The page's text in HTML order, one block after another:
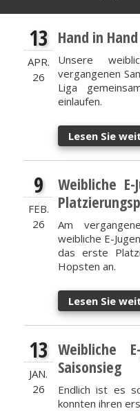
13
APR.
26
Hand in
Unsere
vergangenen
Liga
einlaufen.
Lesen Sie
9
FEB.
26
Weibliche
Am
weibliche E-
das erste
Hopsten an.
Lesen Sie
13
JAN.
26
Weibliche
Saisonsieg
Endlich ist es
konnten ihren